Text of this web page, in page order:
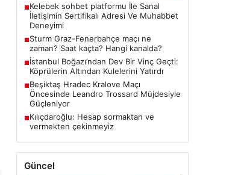
■Kelebek sohbet platformu İle Sanal
İletişimin Sertifikalı Adresi Ve Muhabbet
Deneyimi
■Sturm Graz-Fenerbahçe maçı ne
zaman? Saat kaçta? Hangi kanalda?
■İstanbul Boğazı’ndan Dev Bir Vinç Geçti:
Köprülerin Altından Kulelerini Yatırdı
■Beşiktaş Hradec Kralove Maçı
Öncesinde Leandro Trossard Müjdesiyle
Güçleniyor
■Kılıçdaroğlu: Hesap sormaktan ve
vermekten çekinmeyiz
Güncel